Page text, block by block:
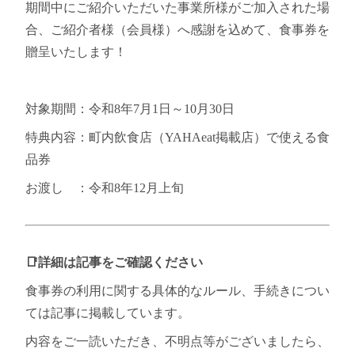
期間中にご紹介いただいた事業所様がご加入された場
合、ご紹介者様（会員様）へ感謝を込めて、食事券を
贈呈いたします！
対象期間：令和8年7月1日～10月30日
特典内容：町内飲食店（YAHAeat掲載店）で使える食
品券
お渡し ：令和8年12月上旬
📑詳細は記事をご確認ください
食事券の利用に関する具体的なルール、手続きについ
ては記事に掲載しています。
内容をご一読いただき、不明点等がございましたら、